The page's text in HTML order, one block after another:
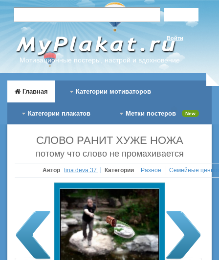
Мотивационные постеры, настрой и вдохновение
Войти
Главная Категории мотиваторов
Категории плакатов Метки постеров New
СЛОВО РАНИТ ХУЖЕ НОЖА
потому что слово не промахивается
Автор tina.deva.37 Категории Разное Семейные